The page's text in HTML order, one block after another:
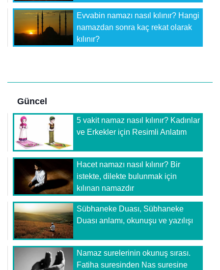
Evvabin namazı nasıl kılınır? Hangi
namazdan sonra kaç rekat olarak
kılınır?
Güncel
5 vakit namaz nasıl kılınır? Kadınlar
ve Erkekler için Resimli Anlatım
Hacet namazı nasıl kılınır? Bir
istekte, dilekte bulunmak için
kılınan namazdır
Sübhaneke Duası, Sübhaneke
Duası anlamı, okunuşu ve yazılışı
Namaz surelerinin okunuş sırası.
Fatiha suresinden Nas suresine